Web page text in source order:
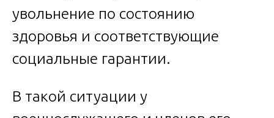
увольнение по состоянию
здоровья и соответствующие
социальные гарантии.
В такой ситуации у